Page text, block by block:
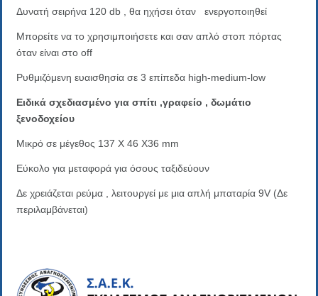
Δυνατή σειρήνα 120 db , θα ηχήσει όταν ενεργοποιηθεί
Μπορείτε να το χρησιμποιήσετε και σαν απλό στοπ πόρτας
όταν είναι στο off
Ρυθμιζόμενη ευαισθησία σε 3 επίπεδα high-medium-low
Ειδικά σχεδιασμένο για σπίτι ,γραφείο , δωμάτιο
ξενοδοχείου
Mικρό σε μέγεθος 137 Χ 46 Χ36 mm
Eύκολο για μεταφορά για όσους ταξιδεύουν
Δε χρειάζεται ρεύμα , λειτουργεί με μια απλή μπαταρία 9V (Δε
περιλαμβάνεται)